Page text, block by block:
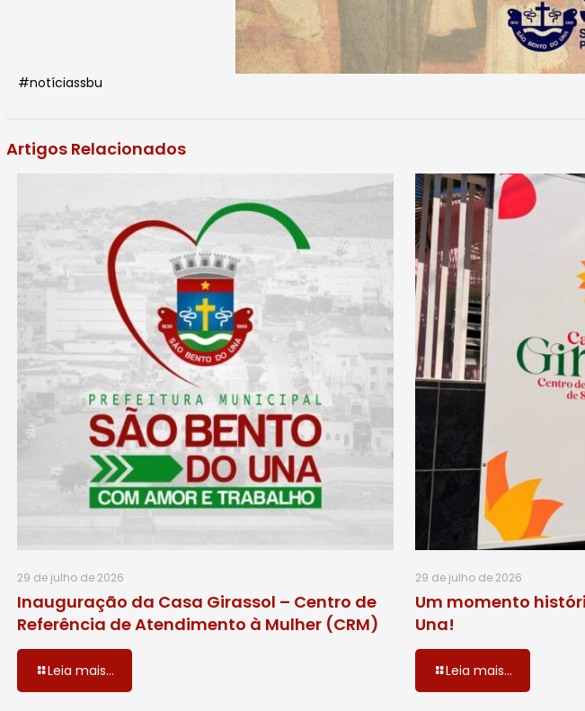
#notíciassbu
Artigos Relacionados
29 de julho de 2026
Inauguração da Casa Girassol – Centro de
Referência de Atendimento à Mulher (CRM)
Leia mais...
29 de julho de 2026
Um momento
Una!
Leia mais...